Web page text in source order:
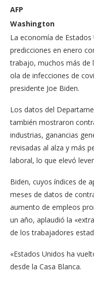
AFP
Washington
La economía de
predicciones en enero
trabajo, muchos más de
ola de infecciones de
presidente Joe Biden.
Los datos del
también mostraron
industrias, ganancias
revisadas al alza y más
laboral, lo que elevó
Biden, cuyos índices de
meses de datos de
aumento de empleos
un año, aplaudió la
de los trabajadores
«Estados Unidos ha
desde la Casa Blanca.